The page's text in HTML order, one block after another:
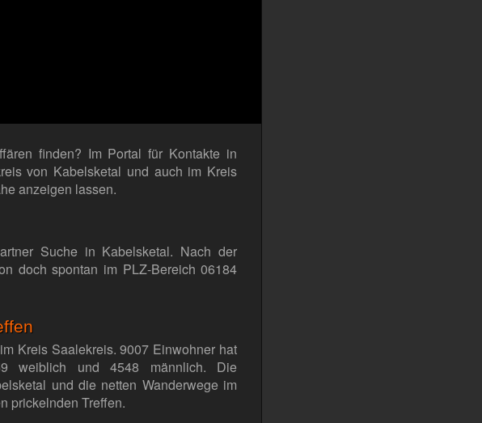
finden? Im Portal für Kontakte in
von Kabelsketal und auch im Kreis
anzeigen lassen.
Suche in Kabelsketal. Nach der
doch spontan im PLZ-Bereich 06184
Kreis Saalekreis. 9007 Einwohner hat
weiblich und 4548 männlich. Die
und die netten Wanderwege im
prickelnden Treffen.